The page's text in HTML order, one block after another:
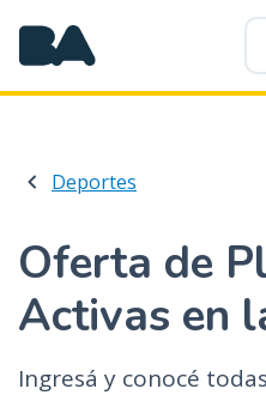
Deportes
Oferta de
Activas en
Ingresá y conocé